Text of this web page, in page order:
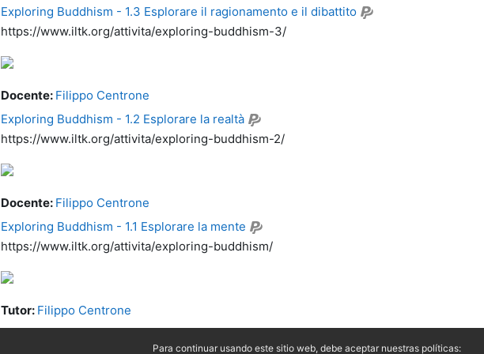
Para continuar usando este sitio web, debe aceptar nuestras políticas:
Exploring Buddhism - 1.3 Esplorare il ragionamento e il dibattito
https://www.iltk.org/attivita/exploring-buddhism-3/
Docente: Filippo Centrone
Exploring Buddhism - 1.2 Esplorare la realtà
https://www.iltk.org/attivita/exploring-buddhism-2/
Docente: Filippo Centrone
Exploring Buddhism - 1.1 Esplorare la mente
https://www.iltk.org/attivita/exploring-buddhism/
Tutor: Filippo Centrone